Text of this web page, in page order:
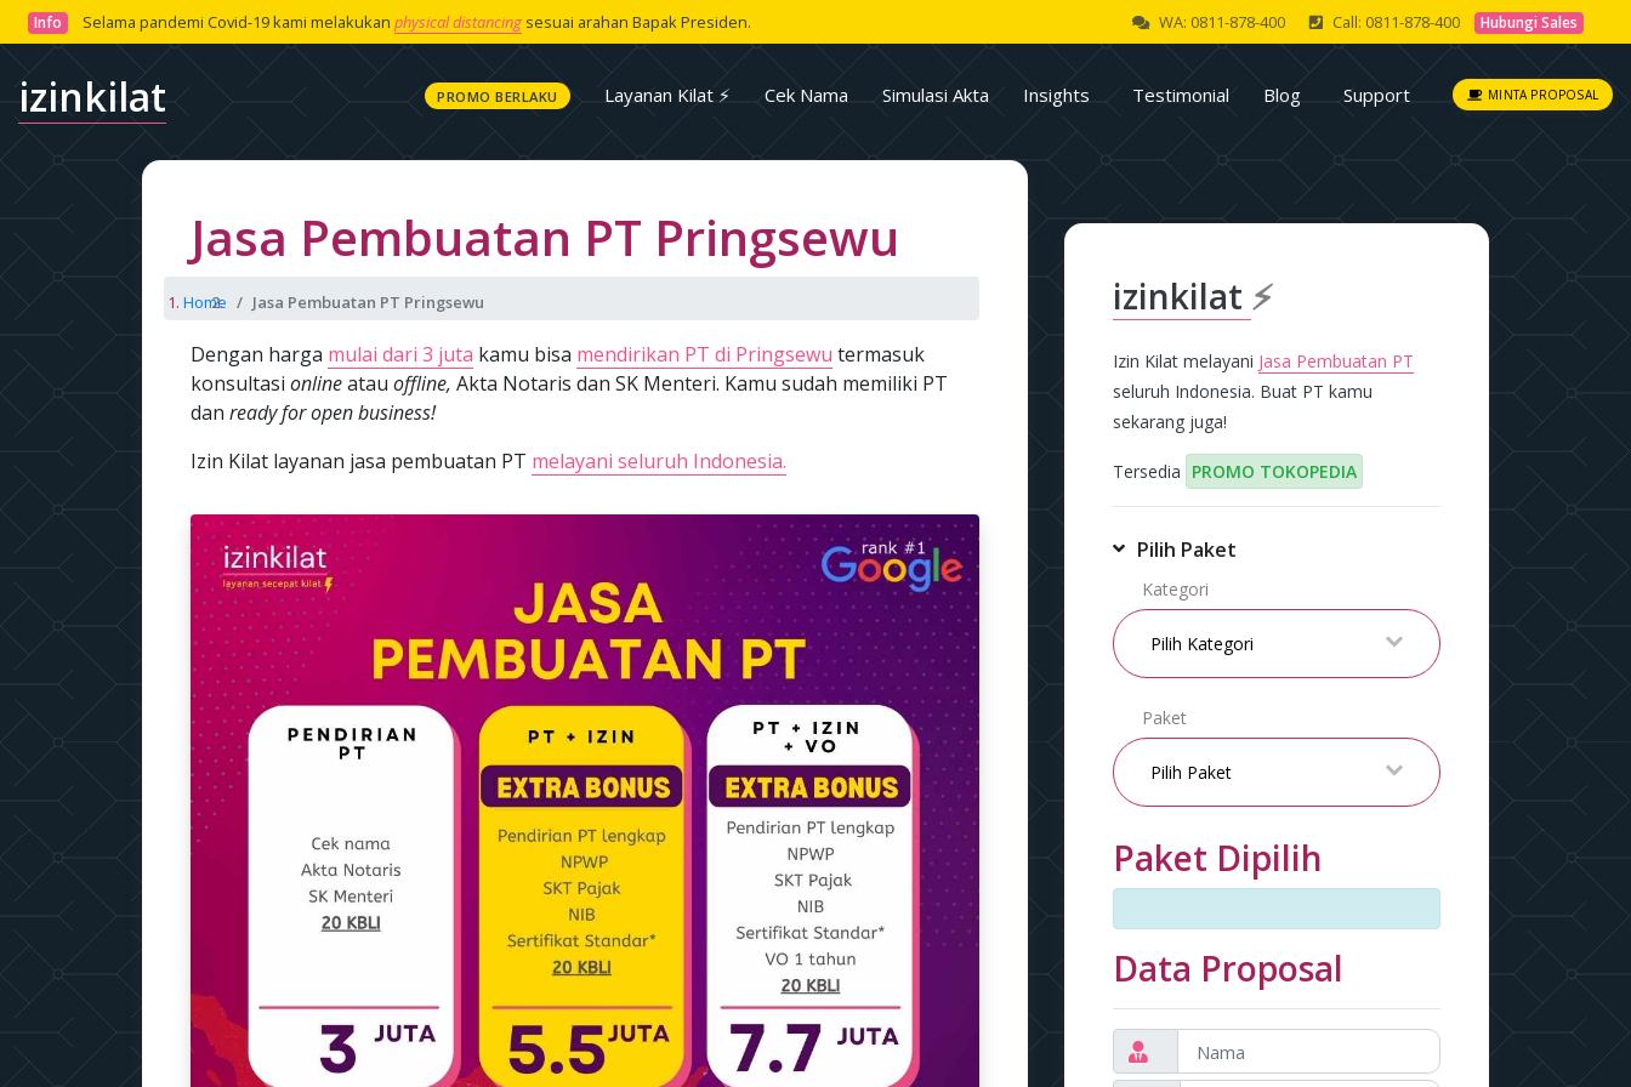
Info Selama pandemi Covid-19 kami melakukan physical distancingsesuai arahan Bapak Presiden. WA: 0811-878-400 Call: 0811-878-400 Hubungi Sales
izinkilat PROMO BERLAKU Layanan Kilat ⚡ Cek Nama Simulasi Akta Insights Testimonial Blog Support MINTA PROPOSAL
Jasa Pembuatan PT Pringsewu
Home Jasa Pembuatan PT Pringsewu
Dengan harga mulai dari 3 juta kamu bisa mendirikan PT di Pringsewu termasuk
konsultasi onlineatau offline, Akta Notaris dan SK Menteri. Kamu sudah memiliki PT
dan ready for open business!
Izin Kilat layanan jasa pembuatan PT melayani seluruh Indonesia.
izinkilat ⚡
Izin Kilat melayani Jasa Pembuatan PT
seluruh Indonesia. Buat PT kamu
sekarang juga!
Tersedia PROMO TOKOPEDIA
Pilih Paket
Kategori
Paket
Paket Dipilih
Data Proposal